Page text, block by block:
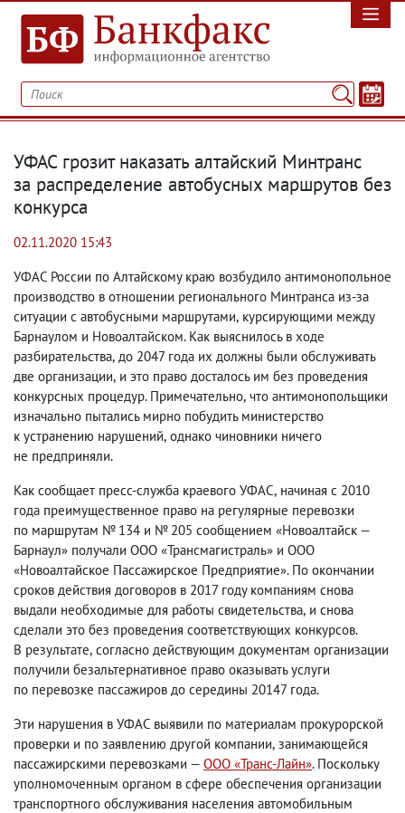
УФАС грозит наказать алтайский Минтранс
за распределение автобусных маршрутов без
конкурса
02.11.2020 15:43
УФАС России по Алтайскому краю возбудило антимонопольное
производство в отношении регионального Минтранса из-за
ситуации с автобусными маршрутами, курсирующими между
Барнаулом и Новоалтайском. Как выяснилось в ходе
разбирательства, до 2047 года их должны были обслуживать
две организации, и это право досталось им без проведения
конкурсных процедур. Примечательно, что антимонопольщики
изначально пытались мирно побудить министерство
к устранению нарушений, однако чиновники ничего
не предприняли.
Как сообщает пресс-служба краевого УФАС, начиная с 2010
года преимущественное право на регулярные перевозки
по маршрутам № 134 и № 205 сообщением «Новоалтайск —
Барнаул» получали ООО «Трансмагистраль» и ООО
«Новоалтайское Пассажирское Предприятие». По окончании
сроков действия договоров в 2017 году компаниям снова
выдали необходимые для работы свидетельства, и снова
сделали это без проведения соответствующих конкурсов.
В результате, согласно действующим документам организации
получили безальтернативное право оказывать услуги
по перевозке пассажиров до середины 20147 года.
Эти нарушения в УФАС выявили по материалам прокурорской
проверки и по заявлению другой компании, занимающейся
пассажирскими перевозками — ООО «Транс-Лайн». Поскольку
уполномоченным органом в сфере обеспечения организации
транспортного обслуживания населения автомобильным